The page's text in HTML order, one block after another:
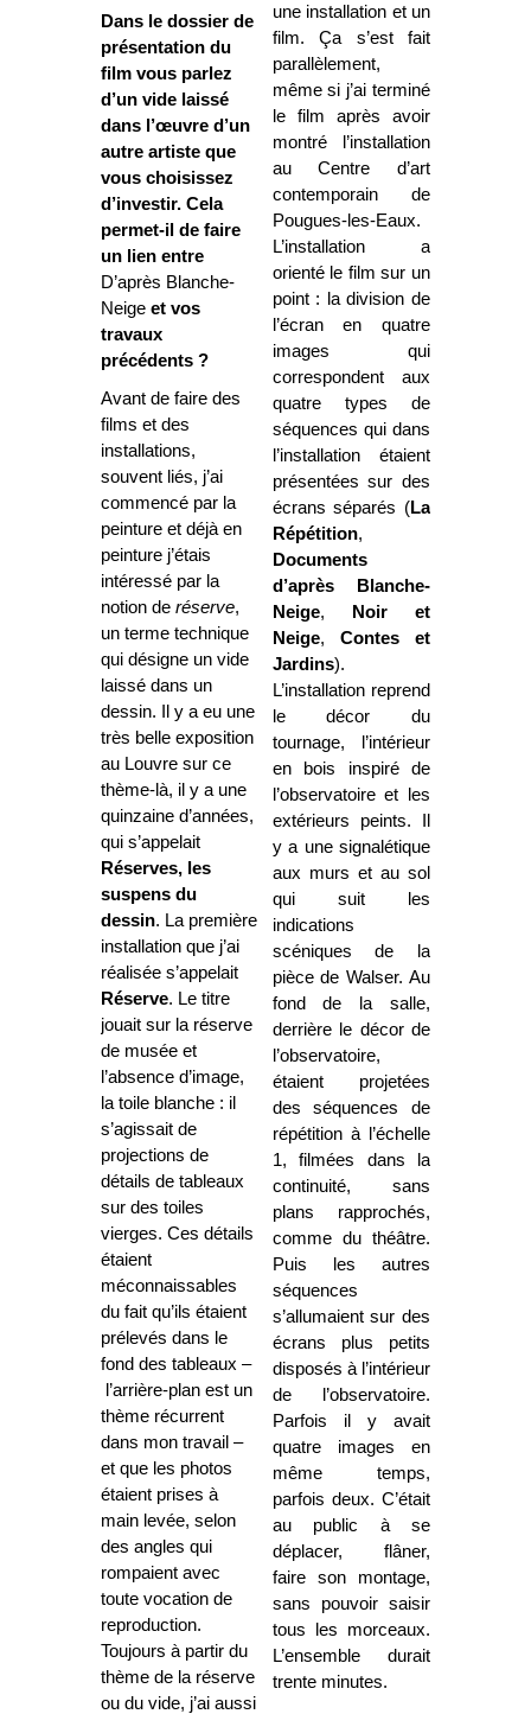
Dans le dossier de
présentation du
film vous parlez
d’un vide laissé
dans l’œuvre d’un
autre artiste que
vous choisissez
d’investir. Cela
permet-il de faire
un lien entre
D’après Blanche-
Neige et vos
travaux
précédents ?
Avant de faire des
films et des
installations,
souvent liés, j’ai
commencé par la
peinture et déjà en
peinture j’étais
intéressé par la
notion de réserve,
un terme technique
qui désigne un vide
laissé dans un
dessin. Il y a eu une
très belle exposition
au Louvre sur ce
thème-là, il y a une
quinzaine d’années,
qui s’appelait
Réserves, les
suspens du
dessin. La première
installation que j’ai
réalisée s’appelait
Réserve. Le titre
jouait sur la réserve
de musée et
l’absence d’image,
la toile blanche : il
s’agissait de
projections de
détails de tableaux
sur des toiles
vierges. Ces détails
étaient
méconnaissables
du fait qu’ils étaient
prélevés dans le
fond des tableaux –
l’arrière-plan est un
thème récurrent
dans mon travail –
et que les photos
étaient prises à
main levée, selon
des angles qui
rompaient avec
toute vocation de
reproduction.
Toujours à partir du
thème de la réserve
ou du vide, j’ai aussi
une installation et un
film. Ça s’est fait
parallèlement,
même si j’ai terminé
le film après avoir
montré l’installation
au Centre d’art
contemporain de
Pougues-les-Eaux.
L’installation a
orienté le film sur un
point : la division de
l’écran en quatre
images qui
correspondent aux
quatre types de
séquences qui dans
l’installation étaient
présentées sur des
écrans séparés (La
Répétition,
Documents
d’après Blanche-
Neige,
Noir et
Neige, Contes et
Jardins).
L’installation reprend
le décor du
tournage, l’intérieur
en bois inspiré de
l’observatoire et les
extérieurs peints. Il
y a une signalétique
aux murs et au sol
qui suit les
indications
scéniques de la
pièce de Walser. Au
fond de la salle,
derrière le décor de
l’observatoire,
étaient projetées
des séquences de
répétition à l’échelle
1, filmées dans la
continuité, sans
plans rapprochés,
comme du théâtre.
Puis les autres
séquences
s’allumaient sur des
écrans plus petits
disposés à l’intérieur
de l’observatoire.
Parfois il y avait
quatre images en
même temps,
parfois deux. C’était
au public à se
déplacer, flâner,
faire son montage,
sans pouvoir saisir
tous les morceaux.
L’ensemble durait
trente minutes.